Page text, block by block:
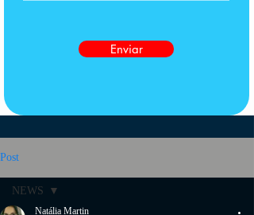
Enviar
Post
NEWS
Natália Martin